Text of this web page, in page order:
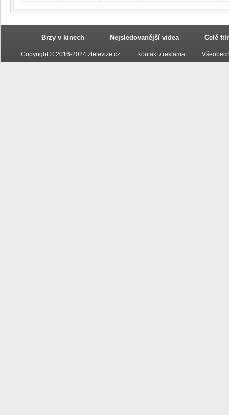
Brzy v kinech Nejsledovanější videa Celé
Copyright © 2016-2024 ztelevize.cz Kontakt / reklama